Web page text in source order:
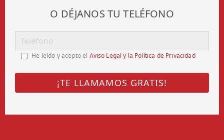
O DÉJANOS TU TELÉFONO
He leído y acepto el Aviso Legal y la Política de Privacidad